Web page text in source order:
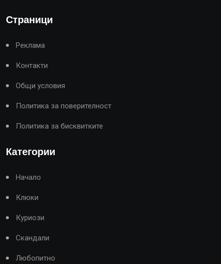
Страници
Реклама
Контакти
Общи условия
Политика за поверителност
Политика за бисквитките
Категории
Начало
Клюки
Куриози
Скандали
Любопитно